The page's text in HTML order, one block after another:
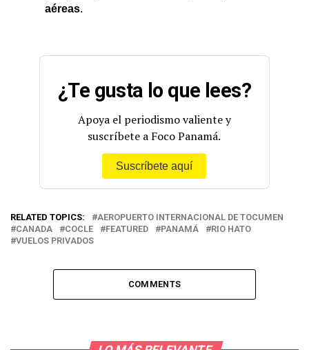
aéreas.
¿Te gusta lo que lees?
Apoya el periodismo valiente y
suscríbete a Foco Panamá.
Suscríbete aquí
RELATED TOPICS:
AEROPUERTO INTERNACIONAL DE TOCUMEN
CANADA
COCLE FEATURED PANAMÁ
RIO HATO
VUELOS PRIVADOS
COMMENTS